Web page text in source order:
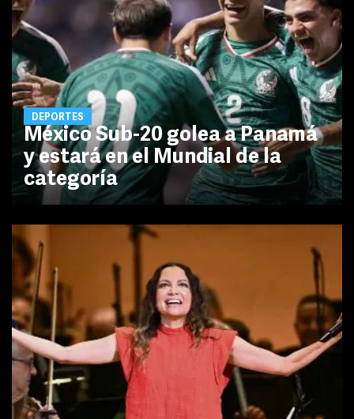
DEPORTES
México Sub-20 golea a Panamá
y estará en el Mundial de la
categoría